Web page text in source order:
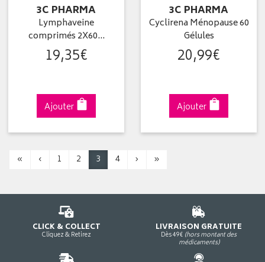
3C PHARMA
Lymphaveine
comprimés 2X60…
19,35€
Ajouter
3C PHARMA
Cyclirena Ménopause 60
Gélules
20,99€
Ajouter
« ‹ 1 2 3 4 › »
CLICK & COLLECT
Cliquez & Retirez
LIVRAISON GRATUITE
Dès 49€ (hors montant des
médicaments)